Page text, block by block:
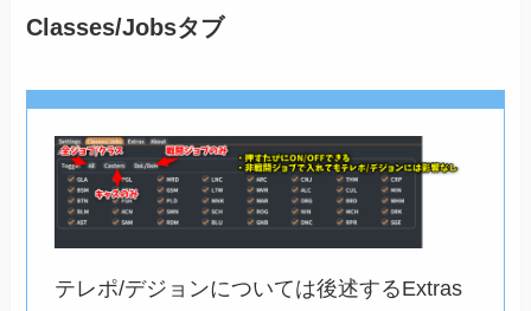
Classes/Jobsタブ
テレポ/デジョンについては後述するExtras